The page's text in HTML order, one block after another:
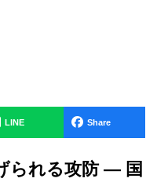
LINE Share
られる攻防 — 国